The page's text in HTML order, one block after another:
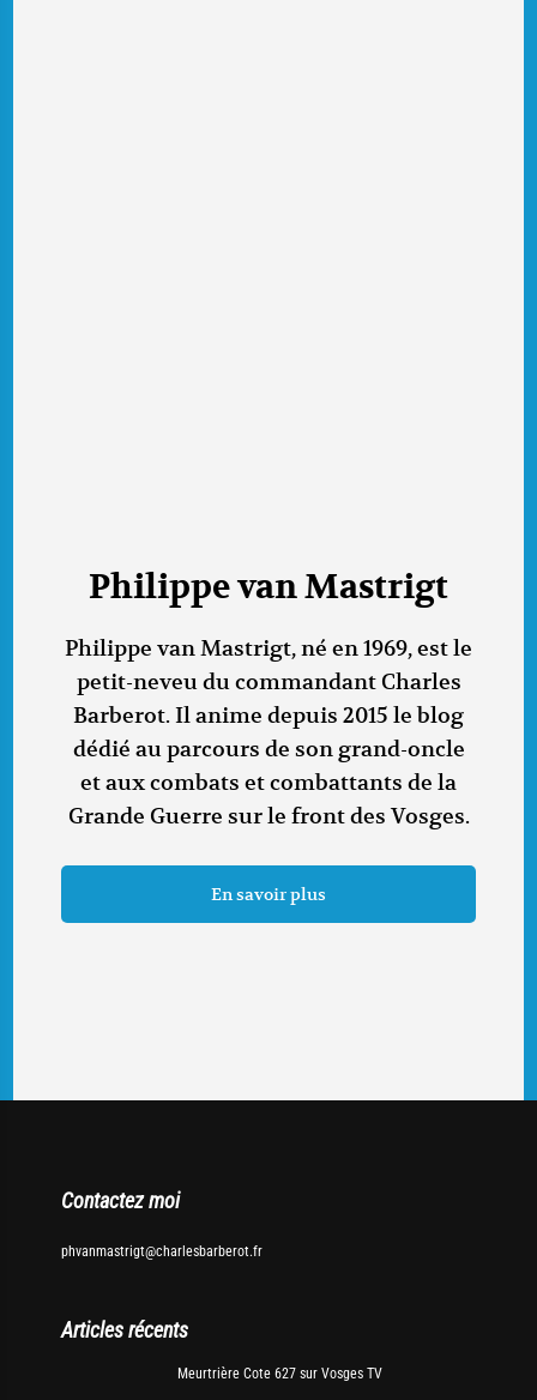
Philippe van Mastrigt
Philippe van Mastrigt, né en 1969, est le
petit-neveu du commandant Charles
Barberot. Il anime depuis 2015 le blog
dédié au parcours de son grand-oncle
et aux combats et combattants de la
Grande Guerre sur le front des Vosges.
En savoir plus
Contactez moi
phvanmastrigt@charlesbarberot.fr
Articles récents
Meurtrière Cote 627 sur Vosges TV